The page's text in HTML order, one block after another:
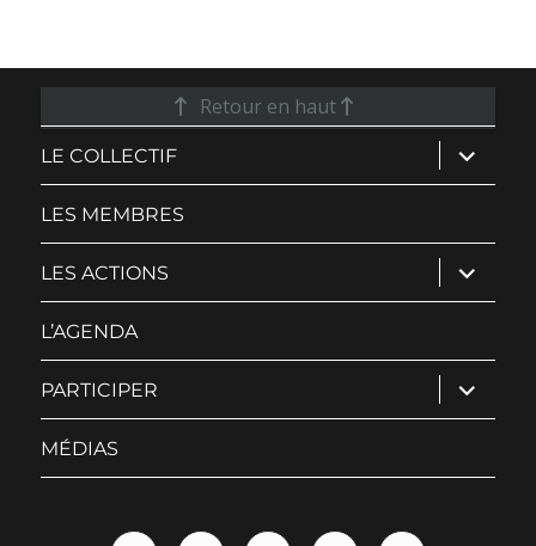
Retour en haut
LE COLLECTIF ouvrir
le
sous-
LES MEMBRES
LES ACTIONS ouvrir
le
sous-
L’AGENDA
PARTICIPER ouvrir
le
sous-
MÉDIAS